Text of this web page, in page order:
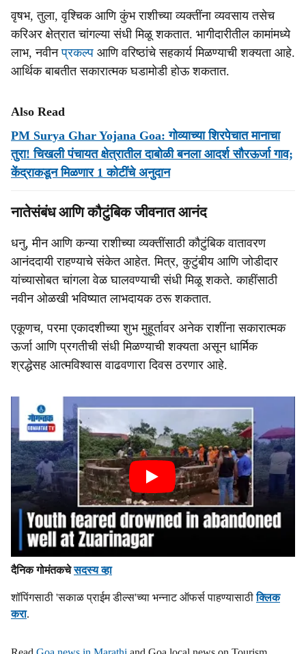
वृषभ, तुला, वृश्चिक आणि कुंभ राशीच्या व्यक्तींना व्यवसाय तसेच
करिअर क्षेत्रात चांगल्या संधी मिळू शकतात. भागीदारीतील कामांमध्ये
लाभ, नवीनप्रकल्प आणि वरिष्ठांचे सहकार्य मिळण्याची शक्यता आहे.
आर्थिक बाबतीत सकारात्मक घडामोडी होऊ शकतात.
Also Read
PM Surya Ghar Yojana Goa: गोव्याच्या शिरपेचात मानाचा
तुरा! चिखली पंचायत क्षेत्रातील दाबोळी बनला आदर्श सौरऊर्जा गाव;
केंद्राकडून मिळणार 1 कोटींचे अनुदान
नातेसंबंध आणि कौटुंबिक जीवनात आनंद
धनु, मीन आणि कन्या राशीच्या व्यक्तींसाठी कौटुंबिक वातावरण
आनंददायी राहण्याचे संकेत आहेत. मित्र, कुटुंबीय आणि जोडीदार
यांच्यासोबत चांगला वेळ घालवण्याची संधी मिळू शकते. काहींसाठी
नवीन ओळखी भविष्यात लाभदायक ठरू शकतात.
एकूणच, परमा एकादशीच्या शुभ मुहूर्तावर अनेक राशींना सकारात्मक
ऊर्जा आणि प्रगतीची संधी मिळण्याची शक्यता असून धार्मिक
श्रद्धेसह आत्मविश्वास वाढवणारा दिवस ठरणार आहे.
दैनिक गोमंतकचेसदस्य व्हा
शॉपिंगसाठी 'सकाळ प्राईम डील्स'च्या भन्नाट ऑफर्स पाहण्यासाठीक्लिक
करा.